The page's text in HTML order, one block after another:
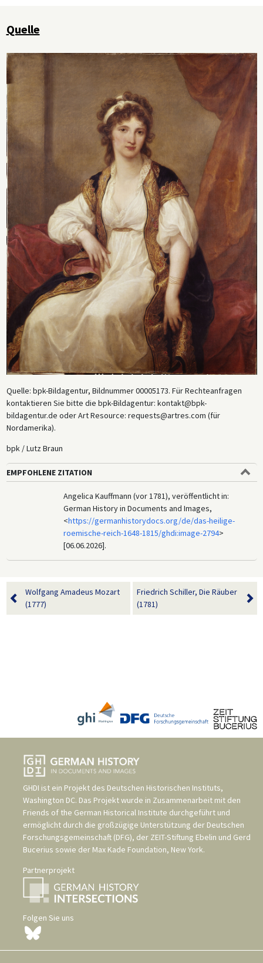
Quelle
Quelle: bpk-Bildagentur, Bildnummer 00005173. Für Rechteanfragen
kontaktieren Sie bitte die bpk-Bildagentur: kontakt@bpk-
bildagentur.de oder Art Resource: requests@artres.com (für
Nordamerika).
bpk / Lutz Braun
EMPFOHLENE ZITATION
Angelica Kauffmann (vor 1781), veröffentlicht in:
German History in Documents and Images,
<https://germanhistorydocs.org/de/das-heilige-
roemische-reich-1648-1815/ghdi:image-2794>
[06.06.2026].
Wolfgang Amadeus Mozart
(1777)
Friedrich Schiller, Die Räuber
(1781)
GHDI ist ein Projekt des Deutschen Historischen Instituts,
Washington DC. Das Projekt wurde in Zusammenarbeit mit den
Friends of the German Historical Institute durchgeführt und
ermöglicht durch die großzügige Unterstützung der Deutschen
Forschungsgemeinschaft (DFG), der ZEIT-Stiftung Ebelin und Gerd
Bucerius sowie der Max Kade Foundation, New York.
Partnerprojekt
Folgen Sie uns